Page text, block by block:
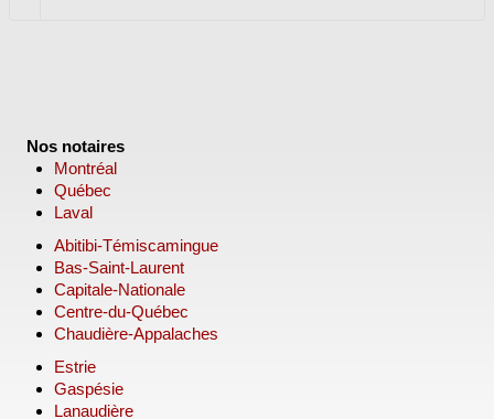
Nos notaires
Montréal
Québec
Laval
Abitibi-Témiscamingue
Bas-Saint-Laurent
Capitale-Nationale
Centre-du-Québec
Chaudière-Appalaches
Estrie
Gaspésie
Lanaudière